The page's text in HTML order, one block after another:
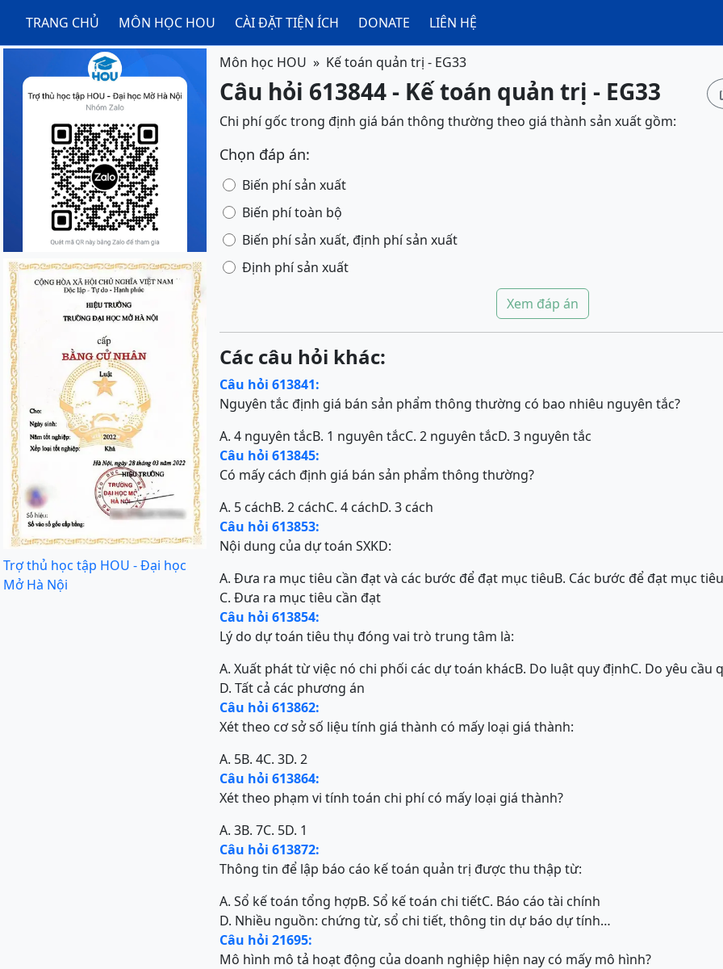
TRANG CHỦ MÔN HỌC HOU CÀI ĐẶT TIỆN ÍCH DONATE LIÊN HỆ
Trợ thủ học tập HOU - Đại học
Mở Hà Nội
Môn học HOU Kế toán quản trị - EG33
Câu hỏi 613844 - Kế toán quản trị - EG33
Chi phí gốc trong định giá bán thông thường theo giá thành sản xuất gồm:
Chọn đáp án:
Biến phí sản xuất
Biến phí toàn bộ
Biến phí sản xuất, định phí sản xuất
Định phí sản xuất
Xem đáp án
Các câu hỏi khác:
Câu hỏi 613841:
Nguyên tắc định giá bán sản phẩm thông thường có bao nhiêu nguyên tắc?
A. 4 nguyên tắcB. 1 nguyên tắcC. 2 nguyên tắcD. 3 nguyên tắc
Câu hỏi 613845:
Có mấy cách định giá bán sản phẩm thông thường?
A. 5 cáchB. 2 cáchC. 4 cáchD. 3 cách
Câu hỏi 613853:
Nội dung của dự toán SXKD:
A. Đưa ra mục tiêu cần đạt và các bước để đạt mục tiêuB. Các bước để đạt mục tiêu
C. Đưa ra mục tiêu cần đạt
Câu hỏi 613854:
Lý do dự toán tiêu thụ đóng vai trò trung tâm là:
A. Xuất phát từ việc nó chi phối các dự toán khácB. Do luật quy địnhC. Do yêu cầu
D. Tất cả các phương án
Câu hỏi 613862:
Xét theo cơ sở số liệu tính giá thành có mấy loại giá thành:
A. 5B. 4C. 3D. 2
Câu hỏi 613864:
Xét theo phạm vi tính toán chi phí có mấy loại giá thành?
A. 3B. 7C. 5D. 1
Câu hỏi 613872:
Thông tin để lập báo cáo kế toán quản trị được thu thập từ:
A. Sổ kế toán tổng hợpB. Sổ kế toán chi tiếtC. Báo cáo tài chính
D. Nhiều nguồn: chứng từ, sổ chi tiết, thông tin dự báo dự tính…
Câu hỏi 21695:
Mô hình mô tả hoạt động của doanh nghiệp hiện nay có mấy mô hình?